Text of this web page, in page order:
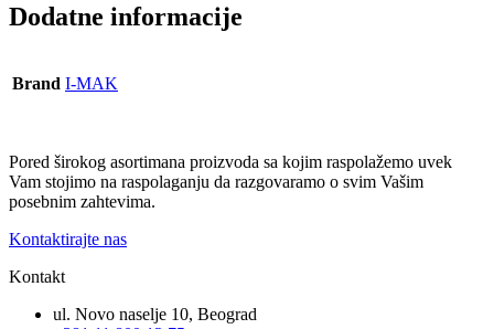
Dodatne informacije
Brand I-MAK
Pored širokog asortimana proizvoda sa kojim raspolažemo uvek
Vam stojimo na raspolaganju da razgovaramo o svim Vašim
posebnim zahtevima.
Kontaktirajte nas
Kontakt
ul. Novo naselje 10, Beograd